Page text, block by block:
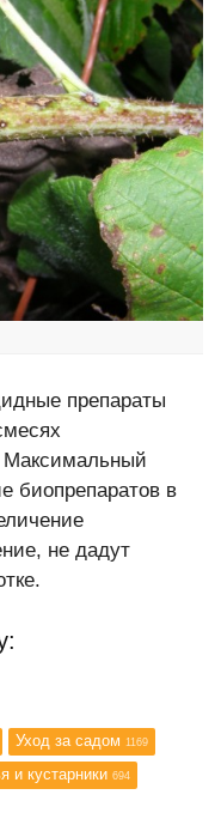
препараты
Максимальный
биопрепаратов в
не дадут
Уход за садом 1169
и кустарники 694